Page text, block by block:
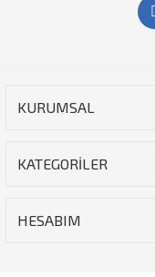
KURUMSAL
KATEGORİLER
HESABIM